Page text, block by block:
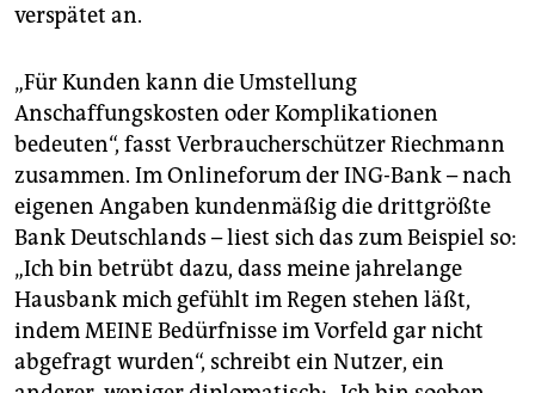
verspätet an.
„Für Kunden kann die Umstellung
Anschaffungskosten oder Komplikationen
bedeuten“, fasst Verbraucherschützer Riechmann
zusammen. Im Onlineforum der ING-Bank – nach
eigenen Angaben kundenmäßig die drittgrößte
Bank Deutschlands – liest sich das zum Beispiel so:
„Ich bin betrübt dazu, dass meine jahrelange
Hausbank mich gefühlt im Regen stehen läßt,
indem MEINE Bedürfnisse im Vorfeld gar nicht
abgefragt wurden“, schreibt ein Nutzer, ein